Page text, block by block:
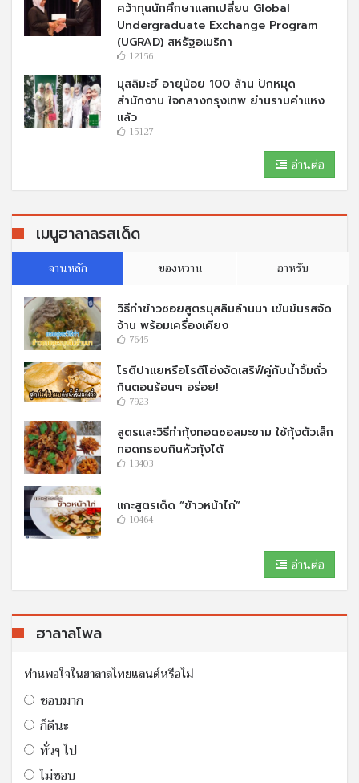
คว้าทุนนักศึกษาแลกเปลี่ยน Global
Undergraduate Exchange Program
(UGRAD) สหรัฐอเมริกา
12156
มุสลิมะฮ์ อายุน้อย 100 ล้าน ปักหมุด
สำนักงาน ใจกลางกรุงเทพ ย่านรามคำแหง
แล้ว
15127
อ่านต่อ
เมนูฮาลาลรสเด็ด
จานหลัก ของหวาน อาหรับ
วิธีทำข้าวซอยสูตรมุสลิมล้านนา เข้มข้นรสจัด
จ้าน พร้อมเครื่องเคียง
7645
โรตีปาแยหรือโรตีโอ่งจัดเสริฟ์คู่กับนํ้าจิ้มถั่ว
กินตอนร้อนๆ อร่อย!
7923
สูตรและวิธีทำกุ้งทอดซอสมะขาม ใช้กุ้งตัวเล็ก
ทอดกรอบกินหัวกุ้งได้
13403
แกะสูตรเด็ด “ข้าวหน้าไก่”
10464
อ่านต่อ
ฮาลาลโพล
ท่านพอใจในฮาลาลไทยแลนด์หรือไม่
ชอบมาก
ก็ดีนะ
ทั่วๆ ไป
ไม่ชอบ